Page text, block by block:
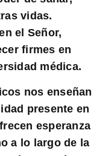
vidas.
el Señor,
firmes en
médica.
nos enseñan
presente en
esperanza
a lo largo de la